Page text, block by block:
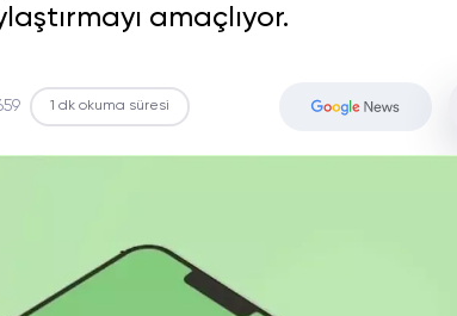
amaçlıyor.
1 dk okuma süresi